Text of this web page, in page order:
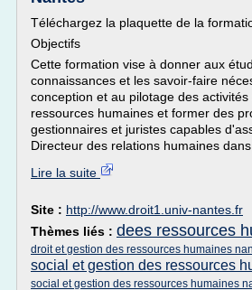
Téléchargez la plaquette de la
Objectifs
Cette formation vise à donner aux
connaissances et les savoir-faire
conception et au pilotage des
ressources humaines et former des
gestionnaires et juristes capables
Directeur des relations humaines dans
Lire la suite
Site : http://www.droit1.univ-nantes.fr
Thèmes liés : dees ressources
droit et gestion des ressources humaines
social et gestion des ressources
social et gestion des ressources humaines